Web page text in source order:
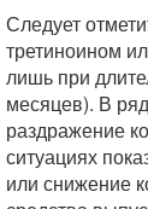
Следует
третиноином
лишь при
месяцев). В
раздражение
ситуациях
или снижение